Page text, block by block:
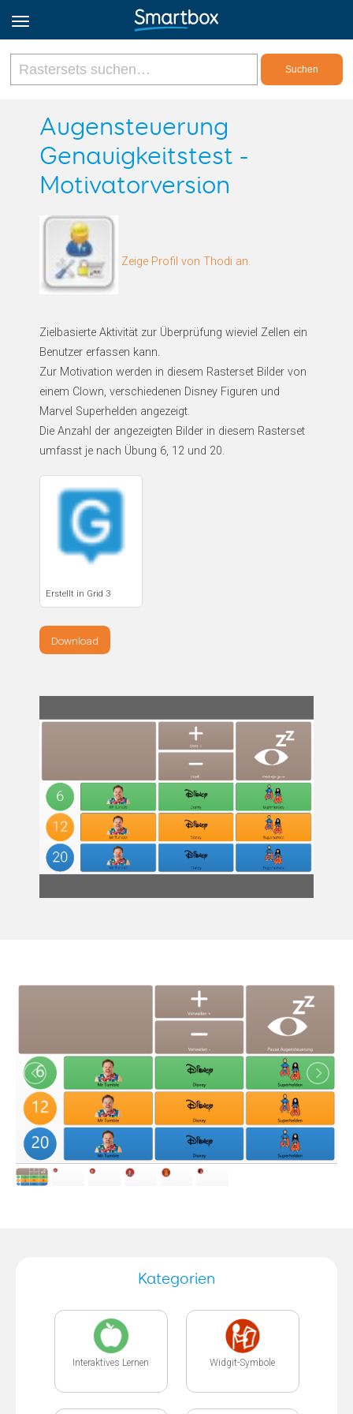
Online Grids
Anmeldung
Deutsch
Augensteuerung
Genauigkeitstest -
Motivatorversion
Zeige Profil von Thodi an.
Zielbasierte Aktivität zur Überprüfung wieviel Zellen ein
Benutzer erfassen kann.
Zur Motivation werden in diesem Rasterset Bilder von
einem Clown, verschiedenen Disney Figuren und
Marvel Superhelden angezeigt.
Die Anzahl der angezeigten Bilder in diesem Rasterset
umfasst je nach Übung 6, 12 und 20.
Erstellt in Grid 3
Download
Kategorien
Interaktives Lernen Widgit-Symbole